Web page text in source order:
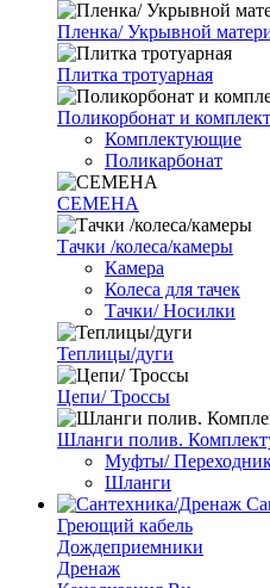
Пленка/ Укрывной
Плитка тротуарная
Поликорбонат и
Комплектующие
Поликарбонат
СЕМЕНА
Тачки /колеса/камеры
Камера
Колеса для тачек
Тачки/ Носилки
Теплицы/дуги
Цепи/ Троссы
Шланги полив.
Муфты/
Шланги
Греющий кабель
Дождеприемники
Дренаж